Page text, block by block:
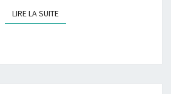
LIRE LA SUITELIRE LA SUITE